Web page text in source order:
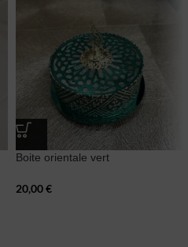
Boite orientale vert
20,00€